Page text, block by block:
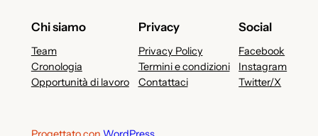
Chi siamo
Team
Cronologia
Opportunità di lavoro
Privacy
Privacy Policy
Termini e condizioni
Contattaci
Social
Facebook
Instagram
Twitter/X